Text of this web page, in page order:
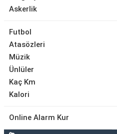
Askerlik
Futbol
Atasözleri
Müzik
Ünlüler
Kaç Km
Kalori
Online Alarm Kur